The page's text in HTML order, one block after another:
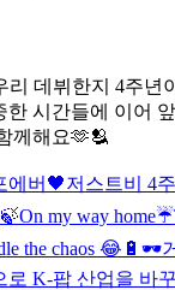
데뷔한지 4주년
한 시간들에 이어
께해요🫶🫂
에버🖤저스트비 4
🍃On my way home☔️
the chaos 😂🔋 🕶
로 K-팝 산업을 바